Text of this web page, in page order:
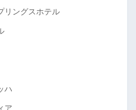
リングスホテル
ハ
ア